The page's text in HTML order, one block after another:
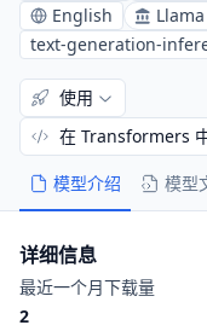
English
text-generation-
模型介绍 模型
使用
在 Transformers
详细信息
最近一个月下载量
2